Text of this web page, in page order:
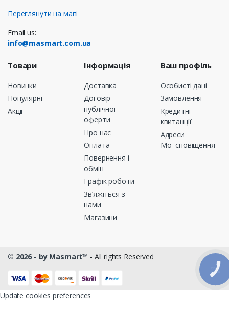
Переглянути на мапі
Email us:
info@masmart.com.ua
Товари
Новинки
Популярні
Акції
Інформація
Доставка
Договір
публічної
оферти
Про нас
Оплата
Повернення і
обмін
Графік роботи
Зв’яжіться з
нами
Магазини
Ваш профіль
Особисті дані
Замовлення
Кредитні
квитанції
Адреси
Мої сповіщення
© 2026 - by Masmart™ - All rights Reserved
Update cookies preferences
КНОПКА
ЗВ'ЯЗКУ